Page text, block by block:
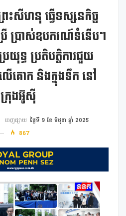
ះសីហនុ ធ្វើទស្សនកិច្ច
ើ ប្រាស់ឧបករណ៍ទំនើបៗ
យុទ្ធ ប្រតិបត្តិការជួយ
ើគោក និងក្នុងទឹក នៅ
រុងអ៊ូស៊ី
ចេញផ្សាយ ថ្ងៃទី 9 ខែ មិថុនា ឆ្នាំ 2025
867